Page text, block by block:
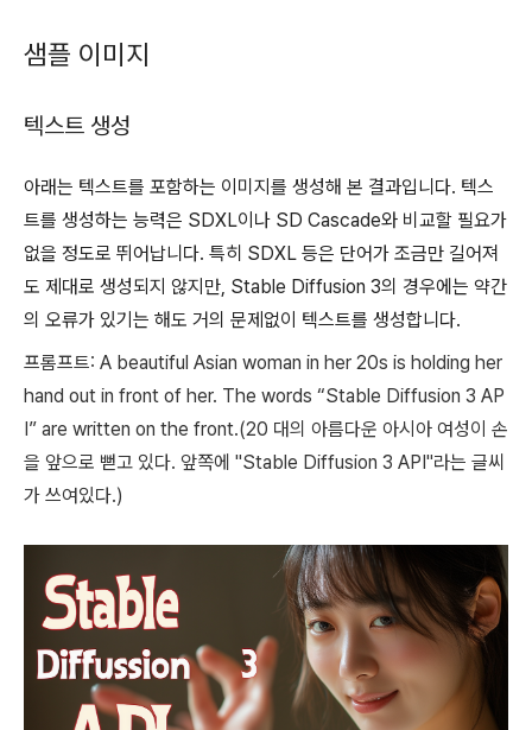
샘플 이미지
텍스트 생성
아래는 텍스트를 포함하는 이미지를 생성해 본 결과입니다. 텍스
트를 생성하는 능력은 SDXL이나 SD Cascade와 비교할 필요가
없을 정도로 뛰어납니다. 특히 SDXL 등은 단어가 조금만 길어져
도 제대로 생성되지 않지만, Stable Diffusion 3의 경우에는 약간
의 오류가 있기는 해도 거의 문제없이 텍스트를 생성합니다.
프롬프트: A beautiful Asian woman in her 20s is holding her
hand out in front of her. The words “Stable Diffusion 3 AP
I” are written on the front.(20 대의 아름다운 아시아 여성이 손
을 앞으로 뻗고 있다. 앞쪽에 "Stable Diffusion 3 API"라는 글씨
가 쓰여있다.)